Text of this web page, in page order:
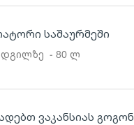
საშაურმეში
- 80 ლ
ვაკანსიას